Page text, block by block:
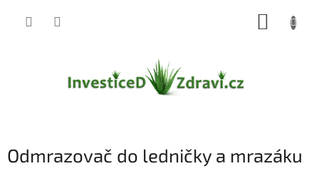
Odmrazovač do ledničky a mrazáku